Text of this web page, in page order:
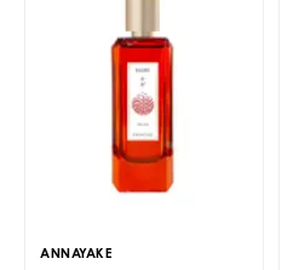
ANNAYAKE